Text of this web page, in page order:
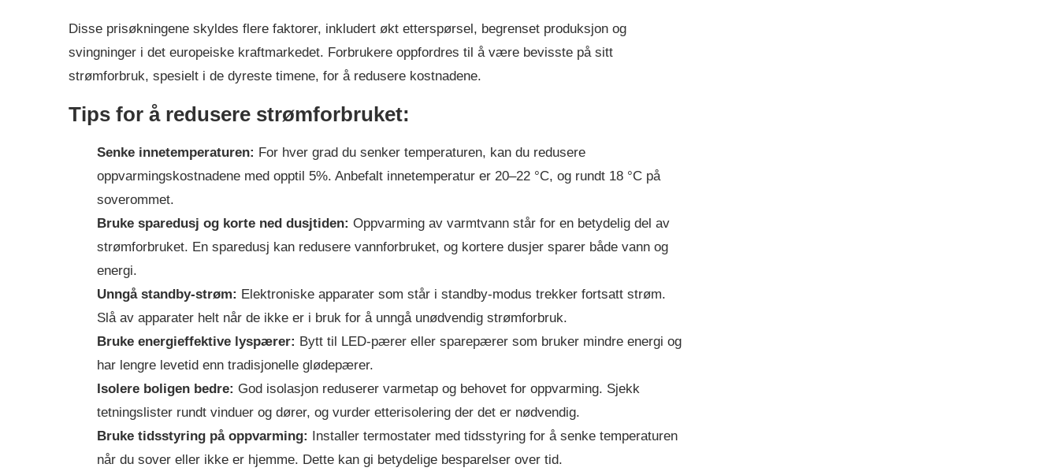
Disse prisøkningene skyldes flere faktorer, inkludert økt etterspørsel, begrenset produksjon og
svingninger i det europeiske kraftmarkedet. Forbrukere oppfordres til å være bevisste på sitt
strømforbruk, spesielt i de dyreste timene, for å redusere kostnadene.
Tips for å redusere strømforbruket:
Senke innetemperaturen: For hver grad du senker temperaturen, kan du redusere
oppvarmingskostnadene med opptil 5%. Anbefalt innetemperatur er 20–22 °C, og rundt 18 °C på
soverommet.
Bruke sparedusj og korte ned dusjtiden: Oppvarming av varmtvann står for en betydelig del av
strømforbruket. En sparedusj kan redusere vannforbruket, og kortere dusjer sparer både vann og
energi.
Unngå standby-strøm: Elektroniske apparater som står i standby-modus trekker fortsatt strøm.
Slå av apparater helt når de ikke er i bruk for å unngå unødvendig strømforbruk.
Bruke energieffektive lyspærer: Bytt til LED-pærer eller sparepærer som bruker mindre energi og
har lengre levetid enn tradisjonelle glødepærer.
Isolere boligen bedre: God isolasjon reduserer varmetap og behovet for oppvarming. Sjekk
tetningslister rundt vinduer og dører, og vurder etterisolering der det er nødvendig.
Bruke tidsstyring på oppvarming: Installer termostater med tidsstyring for å senke temperaturen
når du sover eller ikke er hjemme. Dette kan gi betydelige besparelser over tid.